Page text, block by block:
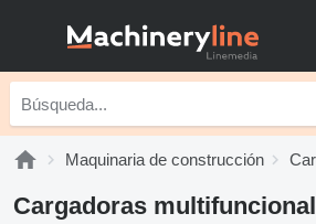
Maquinaria de construcción
Cargadoras